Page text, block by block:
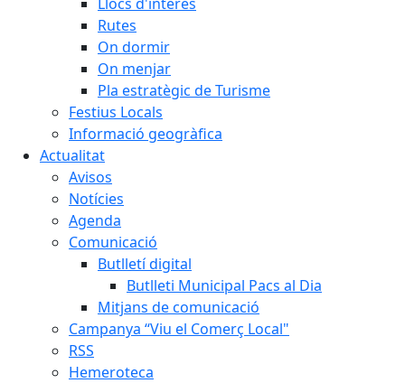
Rutes
On dormir
On menjar
Pla estratègic de Turisme
Festius Locals
Informació geogràfica
Actualitat
Avisos
Notícies
Agenda
Comunicació
Butlletí digital
Butlleti Municipal Pacs al Dia
Mitjans de comunicació
Campanya “Viu el Comerç Local"
RSS
Hemeroteca